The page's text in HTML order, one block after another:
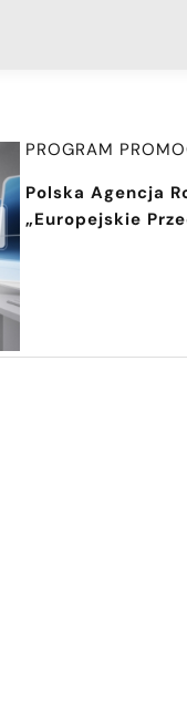
PROGRAM
Polska Agencja
„Europejskie